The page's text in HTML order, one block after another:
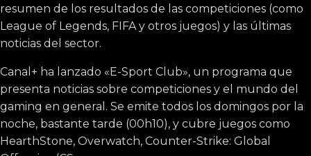
resumen de los resultados de las competiciones (como
League of Legends, FIFA y otros juegos) y las últimas
noticias del sector.
Canal+ ha lanzado «E-Sport Club», un programa que
presenta noticias sobre competiciones y el mundo del
gaming en general. Se emite todos los domingos por la
noche, bastante tarde (00h10), y cubre juegos como
HearthStone, Overwatch, Counter-Strike: Global